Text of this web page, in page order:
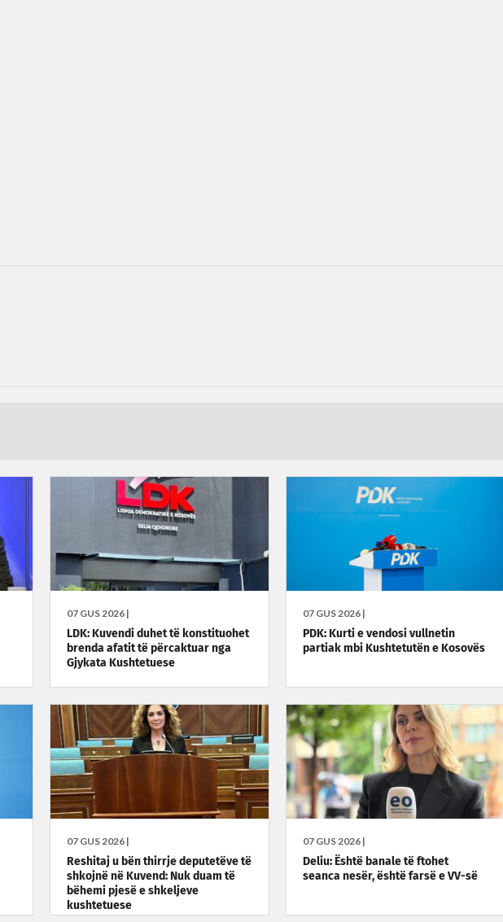
07 GUS 2026 |
LDK: Kuvendi duhet të konstituohet
brenda afatit të përcaktuar nga
Gjykata Kushtetuese
07 GUS 2026 |
PDK: Kurti e vendosi vullnetin
partiak mbi Kushtetutën e Kosovës
07 GUS 2026 |
Reshitaj u bën thirrje deputetëve të
shkojnë në Kuvend: Nuk duam të
bëhemi pjesë e shkeljeve
kushtetuese
07 GUS 2026 |
Deliu: Është banale të ftohet
seanca nesër, është farsë e VV-së